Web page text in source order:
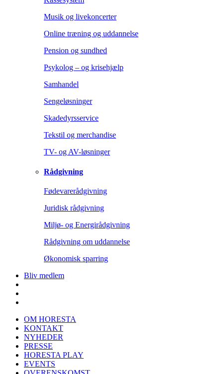
Musik og livekoncerter
Online træning og uddannelse
Pension og sundhed
Psykolog – og krisehjælp
Samhandel
Sengeløsninger
Skadedyrsservice
Tekstil og merchandise
TV- og AV-løsninger
Rådgivning
Fødevarerådgivning
Juridisk rådgivning
Miljø- og Energirådgivning
Rådgivning om uddannelse
Økonomisk sparring
Bliv medlem
OM HORESTA
KONTAKT
NYHEDER
PRESSE
HORESTA PLAY
EVENTS